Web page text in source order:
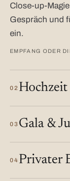
Close-up-
Gespräch und
ein.
EMPFANG ODER
02 Hochzeit
03 Gala &
04 Privater